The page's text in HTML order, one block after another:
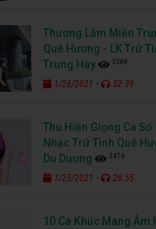
Thương Lắm Miền
Quê Hương - LK Trữ
Trung Hay
3388
1/26/2021 - 52:39
Thu Hiền Giọng Ca Số
Nhạc Trữ Tình Quê
Du Dương
3476
1/25/2021 - 28:55
10 Ca Khúc Mang Âm